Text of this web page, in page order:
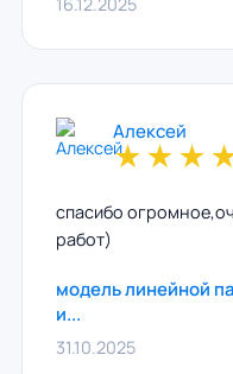
Алексей
★★★
спасибо
работ)
модель линейной
и...
31.10.2025